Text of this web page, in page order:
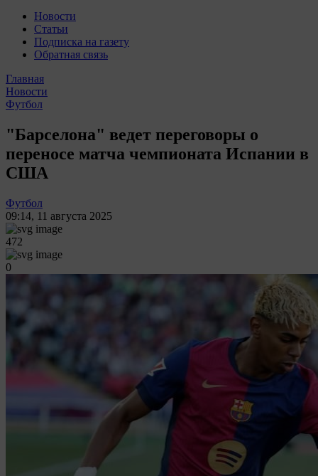
Новости
Статьи
Подписка на газету
Обратная связь
Главная
Новости
Футбол
"Барселона" ведет переговоры о
переносе матча чемпионата Испании в
США
Футбол
09:14, 11 августа 2025
472
0